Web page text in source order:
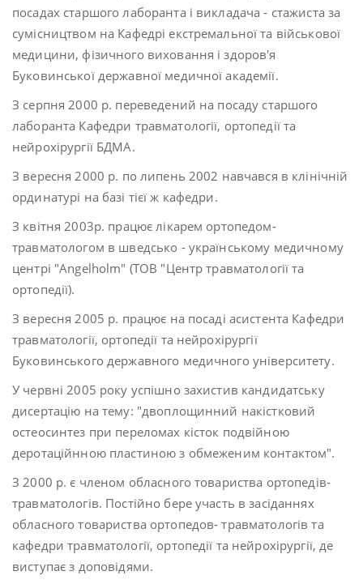
посадах старшого лаборанта і викладача - стажиста за
сумісництвом на Кафедрі екстремальної та військової
медицини, фізичного виховання і здоров'я
Буковинської державної медичної академії.
З серпня 2000 р. переведений на посаду старшого
лаборанта Кафедри травматології, ортопедії та
нейрохірургії БДМА.
З вересня 2000 р. по липень 2002 навчався в клінічній
ординатурі на базі тієї ж кафедри.
З квітня 2003р. працює лікарем ортопедом-
травматологом в шведсько - українському медичному
центрі "Angelholm" (ТОВ "Центр травматології та
ортопедії).
З вересня 2005 р. працює на посаді асистента Кафедри
травматології, ортопедії та нейрохірургії
Буковинського державного медичного університету.
У червні 2005 року успішно захистив кандидатську
дисертацію на тему: "двоплощинний накістковий
остеосинтез при переломах кісток подвійною
деротаційнною пластиною з обмеженим контактом".
З 2000 р. є членом обласного товариства ортопедів-
травматологів. Постійно бере участь в засіданнях
обласного товариства ортопедов- травматологів та
кафедри травматології, ортопедії та нейрохірургії, де
виступає з доповідями.